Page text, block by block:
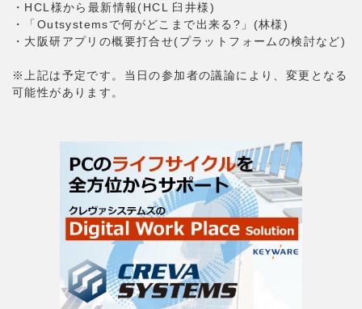
・HCL様から最新情報(HCL 臼井様)
・「Outsystemsで何がどこまで出来る?」(林様)
・大阪研アプリの概要打合せ(プラットフォームの検討など)
※上記は予定です。当日の参加者の議論により、変更となる
可能性があります。